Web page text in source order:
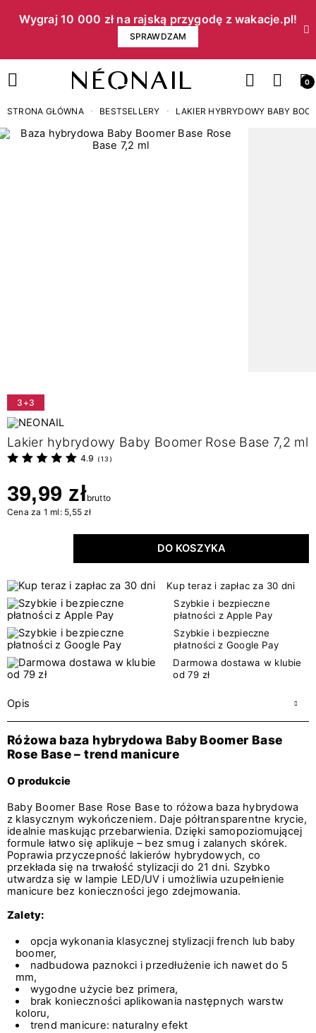
Wygraj 10 000 zł na rajską przygodę z wakacje.pl!​
SPRAWDZAM
0
STRONA GŁÓWNA BESTSELLERY LAKIER HYBRYDOWY BABY
3+3
Lakier hybrydowy Baby Boomer Rose Base 7,2 ml
4.9 ( 13 )
39,99 złbrutto
Cena za 1 ml: 5,55 zł
DO KOSZYKA
Kup teraz i zapłac za 30 dni
Szybkie i bezpieczne
płatności z Apple Pay
Szybkie i bezpieczne
płatności z Google Pay
Darmowa dostawa w klubie
od 79 zł
Opis
Różowa baza hybrydowa Baby Boomer Base
Rose Base – trend manicure
O produkcie
Baby Boomer Base Rose Base to różowa baza hybrydowa
z klasycznym wykończeniem. Daje półtransparentne krycie,
idealnie maskując przebarwienia. Dzięki samopoziomującej
formule łatwo się aplikuje – bez smug i zalanych skórek.
Poprawia przyczepność lakierów hybrydowych, co
przekłada się na trwałość stylizacji do 21 dni. Szybko
utwardza się w lampie LED/UV i umożliwia uzupełnienie
manicure bez konieczności jego zdejmowania.
Zalety:
opcja wykonania klasycznej stylizacji french lub baby
boomer,
nadbudowa paznokci i przedłużenie ich nawet do 5
mm,
wygodne użycie bez primera,
brak konieczności aplikowania następnych warstw
koloru,
trend manicure: naturalny efekt